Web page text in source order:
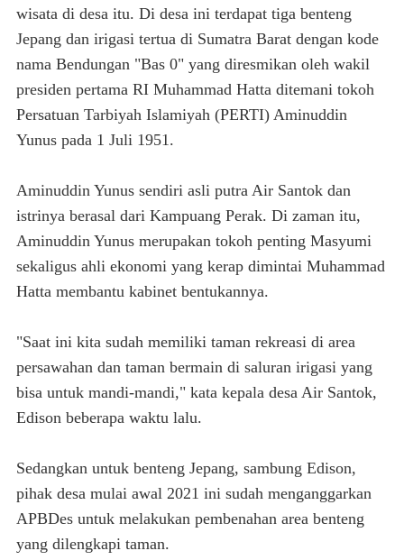
wisata di desa itu. Di desa ini terdapat tiga benteng
Jepang dan irigasi tertua di Sumatra Barat dengan kode
nama Bendungan "Bas 0" yang diresmikan oleh wakil
presiden pertama RI Muhammad Hatta ditemani tokoh
Persatuan Tarbiyah Islamiyah (PERTI) Aminuddin
Yunus pada 1 Juli 1951.
Aminuddin Yunus sendiri asli putra Air Santok dan
istrinya berasal dari Kampuang Perak. Di zaman itu,
Aminuddin Yunus merupakan tokoh penting Masyumi
sekaligus ahli ekonomi yang kerap dimintai Muhammad
Hatta membantu kabinet bentukannya.
"Saat ini kita sudah memiliki taman rekreasi di area
persawahan dan taman bermain di saluran irigasi yang
bisa untuk mandi-mandi," kata kepala desa Air Santok,
Edison beberapa waktu lalu.
Sedangkan untuk benteng Jepang, sambung Edison,
pihak desa mulai awal 2021 ini sudah menganggarkan
APBDes untuk melakukan pembenahan area benteng
yang dilengkapi taman.